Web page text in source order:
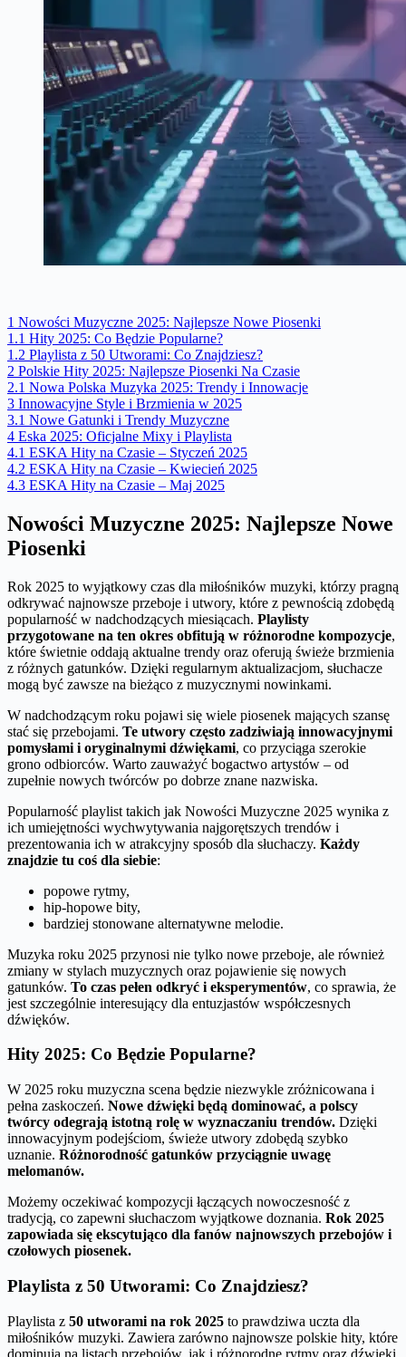
1 Nowości Muzyczne 2025: Najlepsze Nowe Piosenki
1.1 Hity 2025: Co Będzie Popularne?
1.2 Playlista z 50 Utworami: Co Znajdziesz?
2 Polskie Hity 2025: Najlepsze Piosenki Na Czasie
2.1 Nowa Polska Muzyka 2025: Trendy i Innowacje
3 Innowacyjne Style i Brzmienia w 2025
3.1 Nowe Gatunki i Trendy Muzyczne
4 Eska 2025: Oficjalne Mixy i Playlista
4.1 ESKA Hity na Czasie – Styczeń 2025
4.2 ESKA Hity na Czasie – Kwiecień 2025
4.3 ESKA Hity na Czasie – Maj 2025
Nowości Muzyczne 2025: Najlepsze Nowe
Piosenki
Rok 2025 to wyjątkowy czas dla miłośników muzyki, którzy pragną
odkrywać najnowsze przeboje i utwory, które z pewnością zdobędą
popularność w nadchodzących miesiącach. Playlisty
przygotowane na ten okres obfitują w różnorodne kompozycje,
które świetnie oddają aktualne trendy oraz oferują świeże brzmienia
z różnych gatunków. Dzięki regularnym aktualizacjom, słuchacze
mogą być zawsze na bieżąco z muzycznymi nowinkami.
W nadchodzącym roku pojawi się wiele piosenek mających szansę
stać się przebojami. Te utwory często zadziwiają innowacyjnymi
pomysłami i oryginalnymi dźwiękami, co przyciąga szerokie
grono odbiorców. Warto zauważyć bogactwo artystów – od
zupełnie nowych twórców po dobrze znane nazwiska.
Popularność playlist takich jak Nowości Muzyczne 2025 wynika z
ich umiejętności wychwytywania najgorętszych trendów i
prezentowania ich w atrakcyjny sposób dla słuchaczy. Każdy
znajdzie tu coś dla siebie:
popowe rytmy,
hip-hopowe bity,
bardziej stonowane alternatywne melodie.
Muzyka roku 2025 przynosi nie tylko nowe przeboje, ale również
zmiany w stylach muzycznych oraz pojawienie się nowych
gatunków. To czas pełen odkryć i eksperymentów, co sprawia, że
jest szczególnie interesujący dla entuzjastów współczesnych
dźwięków.
Hity 2025: Co Będzie Popularne?
W 2025 roku muzyczna scena będzie niezwykle zróżnicowana i
pełna zaskoczeń. Nowe dźwięki będą dominować, a polscy
twórcy odegrają istotną rolę w wyznaczaniu trendów. Dzięki
innowacyjnym podejściom, świeże utwory zdobędą szybko
uznanie. Różnorodność gatunków przyciągnie uwagę
melomanów.
Możemy oczekiwać kompozycji łączących nowoczesność z
tradycją, co zapewni słuchaczom wyjątkowe doznania. Rok 2025
zapowiada się ekscytująco dla fanów najnowszych przebojów i
czołowych piosenek.
Playlista z 50 Utworami: Co Znajdziesz?
Playlista z 50 utworami na rok 2025 to prawdziwa uczta dla
miłośników muzyki. Zawiera zarówno najnowsze polskie hity, które
dominują na listach przebojów, jak i różnorodne rytmy oraz dźwięki